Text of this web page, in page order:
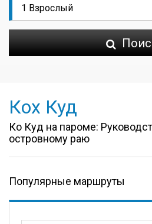
Кох Куд
Ко Куд на пароме:
островному раю
Популярные маршруты